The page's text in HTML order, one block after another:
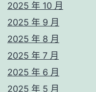
2025 年 10 月
2025 年 9 月
2025 年 8 月
2025 年 7 月
2025 年 6 月
2025 年 5 月